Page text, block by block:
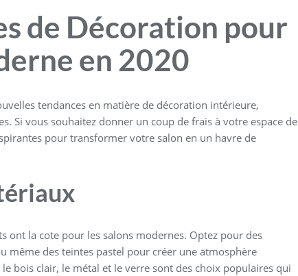
de Décoration pour
en 2020
tendances en matière de décoration intérieure,
Si vous souhaitez donner un coup de frais à votre espace de
pour transformer votre salon en un havre de
ont la cote pour les salons modernes. Optez pour des
même des teintes pastel pour créer une atmosphère
bois clair, le métal et le verre sont des choix populaires qui